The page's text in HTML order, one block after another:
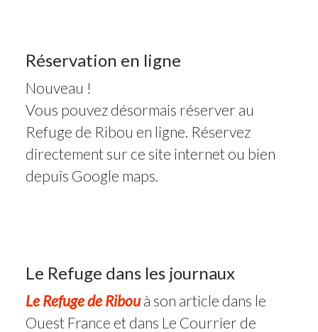
27
SEP 2022
Réservation en ligne
Nouveau !
Vous pouvez désormais réserver au
Refuge de Ribou en ligne. Réservez
directement sur ce site internet ou bien
depuis Google maps.
31
AOÛT
2022
31Août
2022
Le Refuge dans les journaux
Le Refuge de Ribouà son article dans le
Ouest France et dans Le Courrier de